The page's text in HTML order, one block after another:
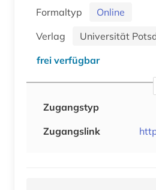
Formaltyp
Online
Verlag
Universität
frei verfügbar
Zugangstyp
Zugangslink